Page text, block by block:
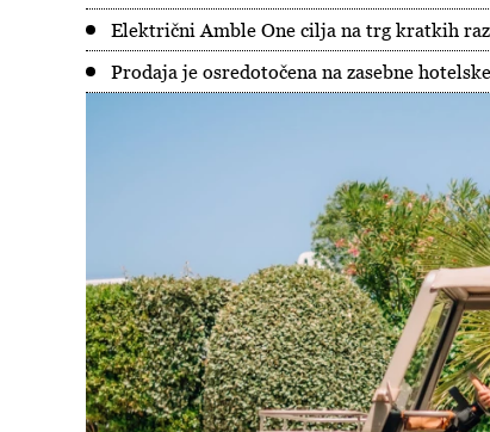
Električni Amble One cilja na trg kratkih
Prodaja je osredotočena na zasebne